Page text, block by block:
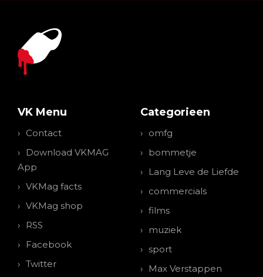
VK Menu
Contact
Download VKMAG
App
VKMag facts
VKMag shop
RSS
Facebook
Twitter
Categorieen
omfg
bommetje
Lang Leve de Liefde
commercials
films
muziek
sport
Max Verstappen